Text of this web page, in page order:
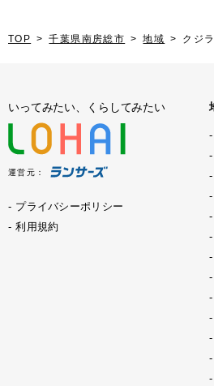
TOP 千葉県南房総市 地域 クジ
いってみたい、くらしてみたい
運営元：
プライバシーポリシー
利用規約